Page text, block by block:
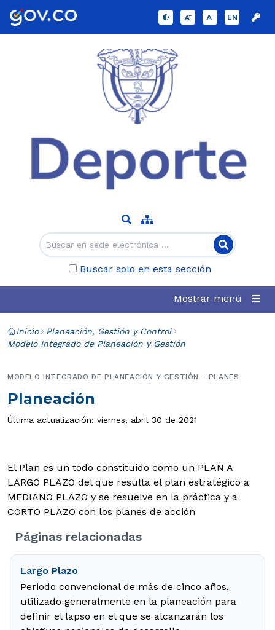
EN
Buscar solo en esta sección
Mostrar menú
Inicio
Planeación, Gestión y Control
Modelo Integrado de Planeación y Gestión
Planeación
MODELO INTEGRADO DE PLANEACIÓN Y GESTIÓN - PLANES
Última actualización: viernes, abril 30 de 2021
El Plan es un todo constituido como un PLAN A
LARGO PLAZO del que resulta el plan estratégico a
MEDIANO PLAZO y se resuelve en la práctica y a
CORTO PLAZO con los planes de acción
Páginas relacionadas
Largo Plazo
Periodo convencional de más de cinco años,
utilizado generalmente en la planeación para
definir el lapso en el que se alcanzarán los